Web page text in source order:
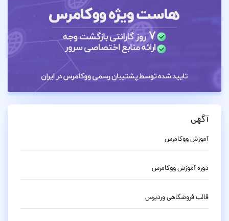
آگهی
آموزش ووکامرس
دوره آموزش ووکامرس
قالب فروشگاهی وردپرس